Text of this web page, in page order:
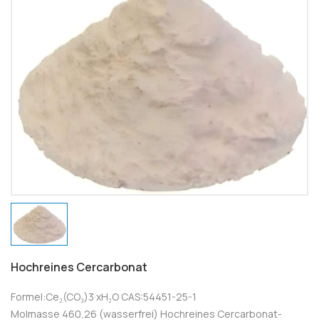
Hochreines Cercarbonat
Formel:Ce₂(CO₃)3·xH₂O CAS:54451-25-1
Molmasse 460,26 (wasserfrei) Hochreines Cercarbonat-